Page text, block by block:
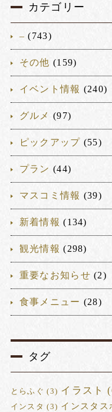
カテゴリー
– (743)
その他 (159)
イベント情報 (240)
グルメ (97)
ピックアップ (55)
プラン (44)
マスコミ情報 (39)
新着情報 (134)
観光情報 (298)
重要なお知らせ (2)
食事メニュー (28)
タグ
とらふぐ (3) イラスト
インスタ (3) インスタス